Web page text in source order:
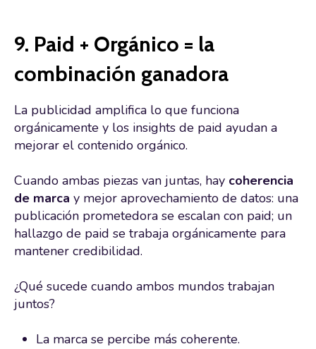
9. Paid + Orgánico = la
combinación ganadora
La publicidad amplifica lo que funciona
orgánicamente y los insights de paid ayudan a
mejorar el contenido orgánico.
Cuando ambas piezas van juntas, hay coherencia
de marca y mejor aprovechamiento de datos: una
publicación prometedora se escalan con paid; un
hallazgo de paid se trabaja orgánicamente para
mantener credibilidad.
¿Qué sucede cuando ambos mundos trabajan
juntos?
La marca se percibe más coherente.